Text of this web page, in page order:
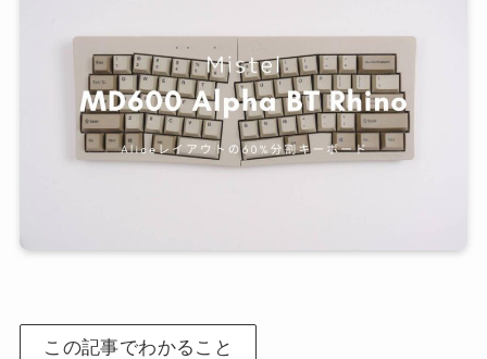
この記事でわかること